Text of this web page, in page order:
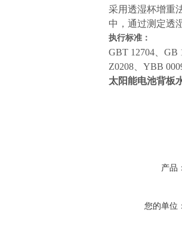
采用透湿杯增重
中，通过测定透
执行标准：
GBT 12704、GB
Z0208、YBB
太阳能电池背板
产品
您的单位